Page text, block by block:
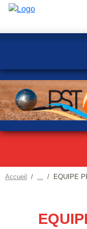
Accueil EQUIPE
Panneau de gestion